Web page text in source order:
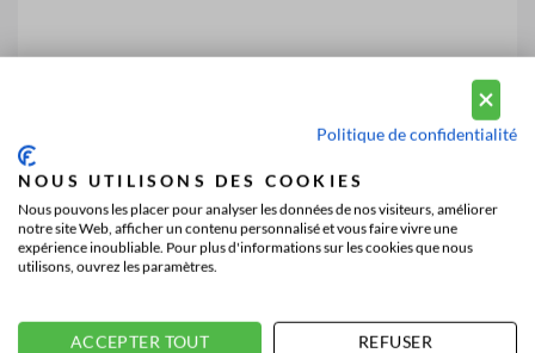
Politique de confidentialité
NOUS UTILISONS DES COOKIES
Nous pouvons les placer pour analyser les données de nos visiteurs, améliorer
notre site Web, afficher un contenu personnalisé et vous faire vivre une
expérience inoubliable. Pour plus d'informations sur les cookies que nous
utilisons, ouvrez les paramètres.
ACCEPTER TOUT REFUSER